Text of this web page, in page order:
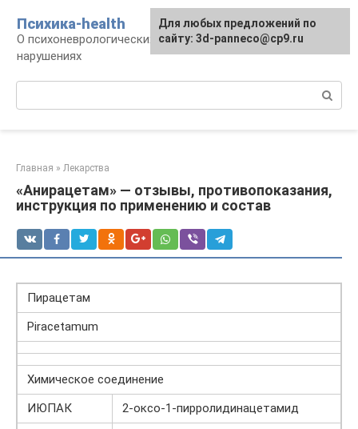
контенту
Психика-health
О психоневрологических патологиях и
нарушениях
Главная » Лекарства
«Анирацетам» — отзывы, противопоказания,
инструкция по применению и состав
Пирацетам
Piracetamum
Химическое соединение
ИЮПАК
2-оксо-1-пирролидинацетамид
Для любых предложений по
сайту: 3d-panneco@cp9.ru